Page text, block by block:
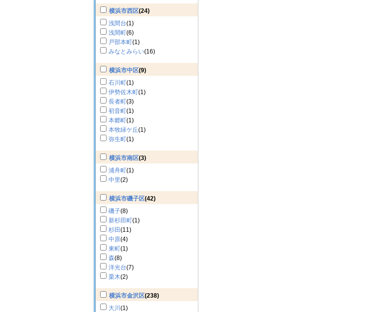
横浜市西区(24)
浅間台(1)
浅間町(6)
戸部本町(1)
みなとみらい(16)
横浜市中区(9)
石川町(1)
伊勢佐木町(1)
長者町(3)
初音町(1)
本郷町(1)
本牧緑ケ丘(1)
弥生町(1)
横浜市南区(3)
浦舟町(1)
中里(2)
横浜市磯子区(42)
磯子(8)
新杉田町(1)
杉田(11)
中原(4)
東町(1)
森(8)
洋光台(7)
栗木(2)
横浜市金沢区(238)
大川 (1)